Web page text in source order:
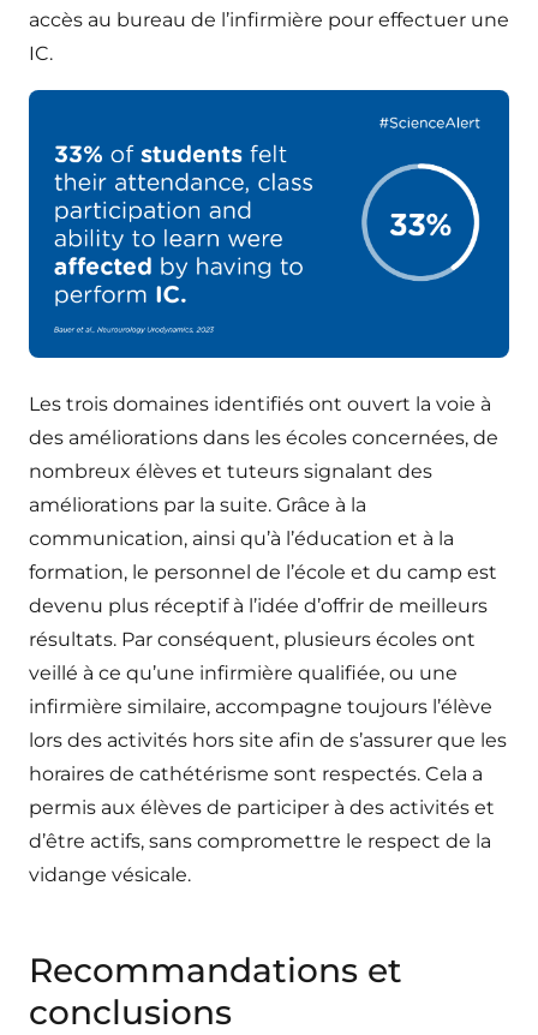
accès au bureau de l’infirmière pour effectuer une
IC.
Les trois domaines identifiés ont ouvert la voie à
des améliorations dans les écoles concernées, de
nombreux élèves et tuteurs signalant des
améliorations par la suite. Grâce à la
communication, ainsi qu’à l’éducation et à la
formation, le personnel de l’école et du camp est
devenu plus réceptif à l’idée d’offrir de meilleurs
résultats. Par conséquent, plusieurs écoles ont
veillé à ce qu’une infirmière qualifiée, ou une
infirmière similaire, accompagne toujours l’élève
lors des activités hors site afin de s’assurer que les
horaires de cathétérisme sont respectés. Cela a
permis aux élèves de participer à des activités et
d’être actifs, sans compromettre le respect de la
vidange vésicale.
Recommandations et
conclusions